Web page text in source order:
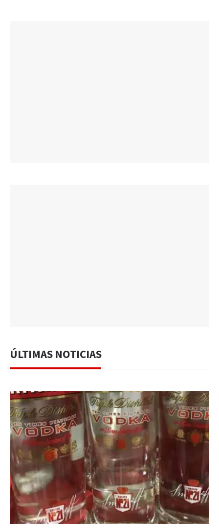
ÚLTIMAS NOTICIAS